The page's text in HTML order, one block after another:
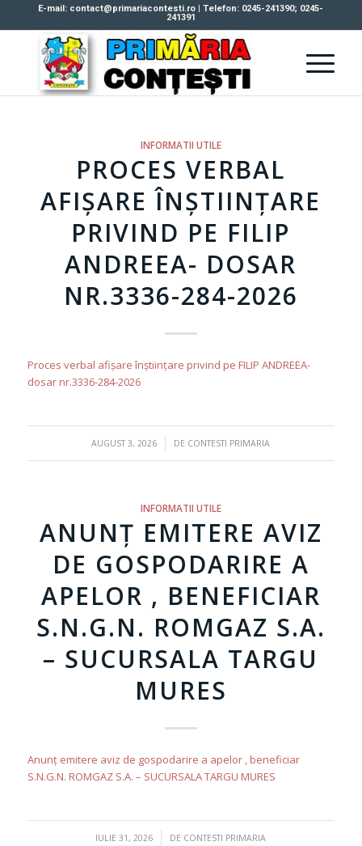
E-mail: contact@primariacontesti.ro | Telefon: 0245-241390; 0245-
241391
INFORMATII UTILE
PROCES VERBAL
AFIȘARE ÎNȘTIINȚARE
PRIVIND PE FILIP
ANDREEA- DOSAR
NR.3336-284-2026
Proces verbal afișare înștiințare privind pe FILIP ANDREEA-
dosar nr.3336-284-2026
AUGUST 3, 2026
/ DE CONTESTI PRIMARIA
INFORMATII UTILE
ANUNȚ EMITERE AVIZ
DE GOSPODARIRE A
APELOR , BENEFICIAR
S.N.G.N. ROMGAZ S.A.
– SUCURSALA TARGU
MURES
Anunț emitere aviz de gospodarire a apelor , beneficiar
S.N.G.N. ROMGAZ S.A. – SUCURSALA TARGU MURES
IULIE 31, 2026
/ DE CONTESTI PRIMARIA